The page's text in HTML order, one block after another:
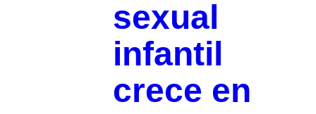
sexual
infantil
crece en